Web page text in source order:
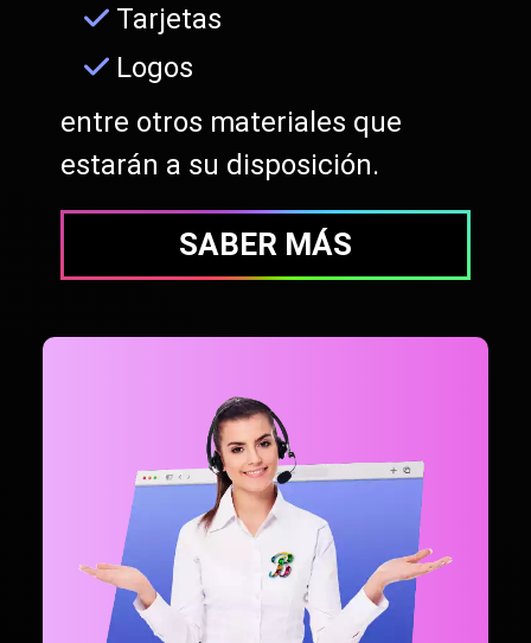
Tarjetas
Logos
entre otros materiales que
estarán a su disposición.
SABER MÁS